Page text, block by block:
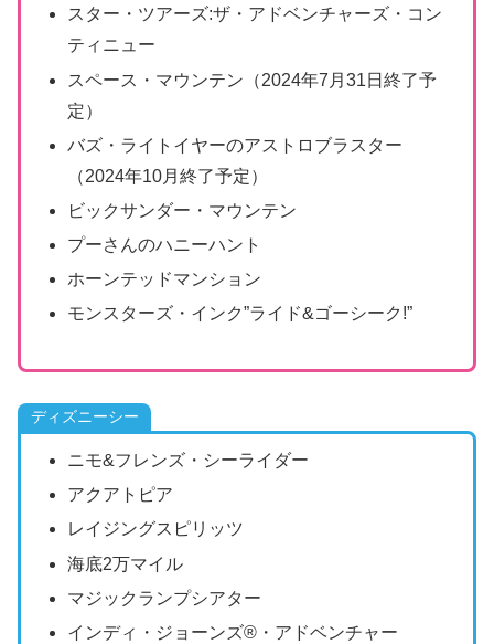
スター・ツアーズ:ザ・アドベンチャーズ・コン
ティニュー
スペース・マウンテン（2024年7月31日終了予
定）
バズ・ライトイヤーのアストロブラスター
（2024年10月終了予定）
ビックサンダー・マウンテン
プーさんのハニーハント
ホーンテッドマンション
モンスターズ・インク”ライド&ゴーシーク!”
ディズニーシー
ニモ&フレンズ・シーライダー
アクアトピア
レイジングスピリッツ
海底2万マイル
マジックランプシアター
インディ・ジョーンズ®・アドベンチャー